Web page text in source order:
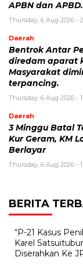
APBN dan APBD.
Thursday, 6 Aug 2026 -
Daerah
Bentrok Antar
diredam aparat
Masyarakat
terpancing.
Thursday, 6 Aug 2026 -
Daerah
3 Minggu Batal
Kur Geram, KM
Berlayar
Thursday, 6 Aug 2026 -
BERITA
“P-21 Kasus
Karel
Diserahkan Ke